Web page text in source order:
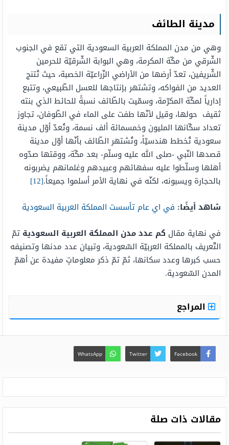
مدينة الطائف
وهي من مدن المملكة العربية السعودية التي تقع في الجنوب
الشّرقي من مكّة المكرمة، وهي البوابة الشّرقيّة للحرمين
الشّريفين، تعدّ أرضها من الأراضي الزّراعيّة الخصبة، حيث تُتنج
العديد من الفواكه، وتشتهر بإنتاجها للعسل الطّبيعي، وتتبع
إدارياً لمكّة المكرّمة، وسمّيت بالطّائف نسبةً للحائط الذي بنته
ثقيف حولها، وقيل لأنّها طفت على الماء في الطّوفان، تجاوز
تعداد سكّانها المليون وخمسمائة ألف نسمة، وتُعدّ أوّل مدينة
سعودية تُخطط هندسيّاً، وتُشتهر الطّائف بأنّها أوّل مدينة
قصدها النّبي -صلى الله عليه وسلّم- بعد مكّة، ووقتها صدّوه
أهلها وسلّطوا عليه سفهائهم وعبيدهم وغلمانهم يضربونه
بالحجارة ويسبونه، لكنّه في نهاية الأمر أسلموا جميعاً.[12]
شاهد أيضًا: في اي عام تأسست المملكة العربية السعودية
في نهاية مقال كم عدد مدن المملكة العربية السعودية تمّ
التّعريف بالمملكة العربيّة السّعودية، وتبيان عدد مدنها وتصنيفه
حسب كبرها وعدد سكانها، ثمّ تمّ ذكر معلوماتٍ مفيدة عن أهمّ
المدن السّعودية.
المراجع
Facebook
Twitter
WhatsApp
مقالات ذات صلة